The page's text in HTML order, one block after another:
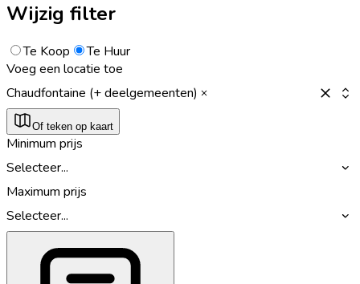
Wijzig filter
Te Koop
Te Huur
Voeg een locatie toe
Chaudfontaine (+ deelgemeenten)
Of teken op kaart
Minimum prijs
Selecteer...
Maximum prijs
Selecteer...